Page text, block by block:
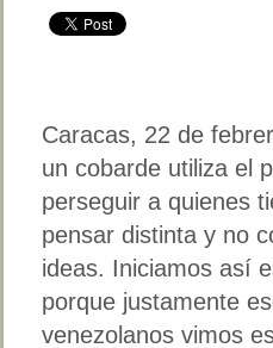
Caracas, 22 de
un cobarde utiliza el
perseguir a quienes
pensar distinta y no
ideas. Iniciamos así
porque justamente
venezolanos vimos